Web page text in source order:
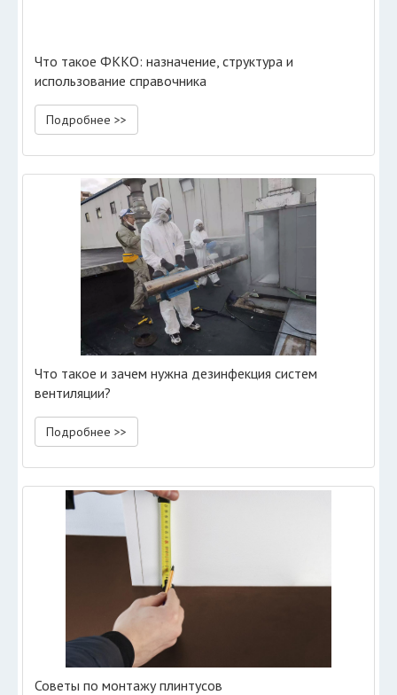
Что такое ФККО: назначение, структура и
использование справочника
Подробнее >>
Что такое и зачем нужна дезинфекция систем
вентиляции?
Подробнее >>
Советы по монтажу плинтусов